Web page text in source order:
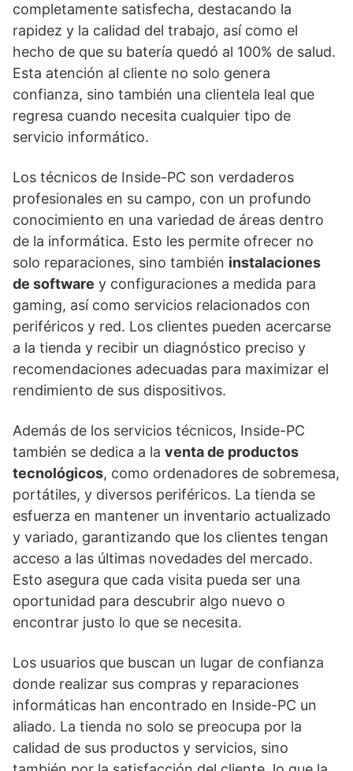
completamente satisfecha, destacando la
rapidez y la calidad del trabajo, así como el
hecho de que su batería quedó al 100% de salud.
Esta atención al cliente no solo genera
confianza, sino también una clientela leal que
regresa cuando necesita cualquier tipo de
servicio informático.
Los técnicos de Inside-PC son verdaderos
profesionales en su campo, con un profundo
conocimiento en una variedad de áreas dentro
de la informática. Esto les permite ofrecer no
solo reparaciones, sino también instalaciones
de software y configuraciones a medida para
gaming, así como servicios relacionados con
periféricos y red. Los clientes pueden acercarse
a la tienda y recibir un diagnóstico preciso y
recomendaciones adecuadas para maximizar el
rendimiento de sus dispositivos.
Además de los servicios técnicos, Inside-PC
también se dedica a la venta de productos
tecnológicos, como ordenadores de sobremesa,
portátiles, y diversos periféricos. La tienda se
esfuerza en mantener un inventario actualizado
y variado, garantizando que los clientes tengan
acceso a las últimas novedades del mercado.
Esto asegura que cada visita pueda ser una
oportunidad para descubrir algo nuevo o
encontrar justo lo que se necesita.
Los usuarios que buscan un lugar de confianza
donde realizar sus compras y reparaciones
informáticas han encontrado en Inside-PC un
aliado. La tienda no solo se preocupa por la
calidad de sus productos y servicios, sino